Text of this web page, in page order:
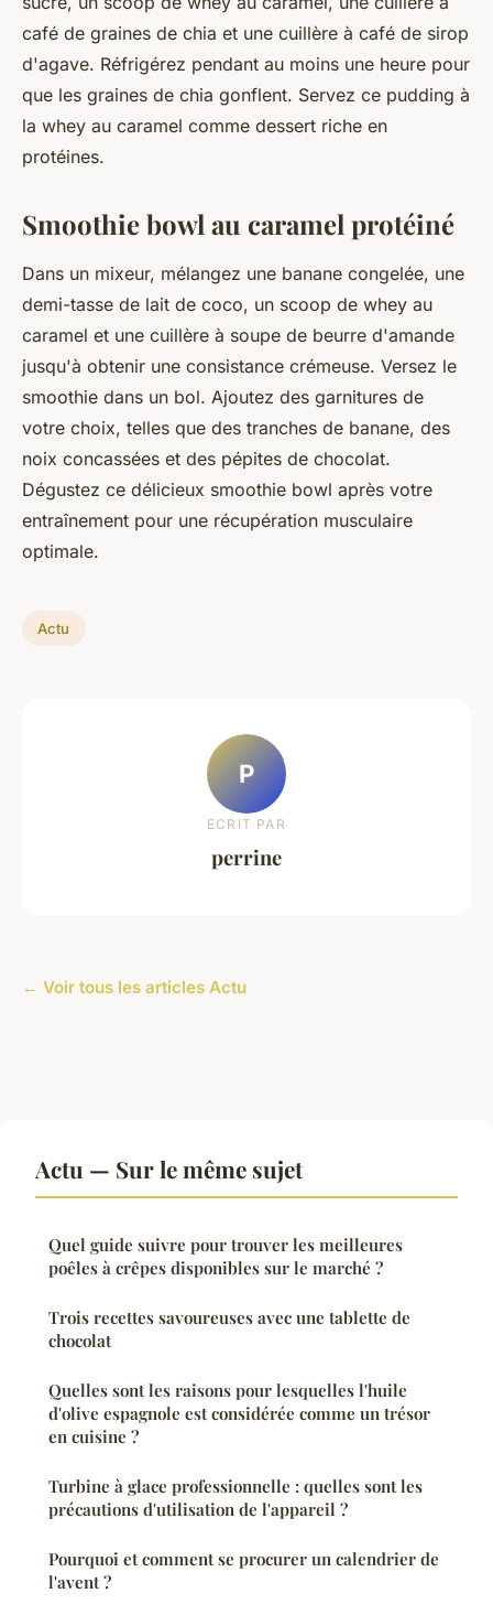
café de graines de chia et une cuillère à café de sirop
d'agave. Réfrigérez pendant au moins une heure pour
que les graines de chia gonflent. Servez ce pudding à
la whey au caramel comme dessert riche en
protéines.
Smoothie bowl au caramel protéiné
Dans un mixeur, mélangez une banane congelée, une
demi-tasse de lait de coco, un scoop de whey au
caramel et une cuillère à soupe de beurre d'amande
jusqu'à obtenir une consistance crémeuse. Versez le
smoothie dans un bol. Ajoutez des garnitures de
votre choix, telles que des tranches de banane, des
noix concassées et des pépites de chocolat.
Dégustez ce délicieux smoothie bowl après votre
entraînement pour une récupération musculaire
optimale.
Actu
P
ECRIT PAR
perrine
← Voir tous les articles Actu
Actu — Sur le même sujet
Quel guide suivre pour trouver les meilleures
poêles à crêpes disponibles sur le marché ?
Trois recettes savoureuses avec une tablette de
chocolat
Quelles sont les raisons pour lesquelles l'huile
d'olive espagnole est considérée comme un trésor
en cuisine ?
Turbine à glace professionnelle : quelles sont les
précautions d'utilisation de l'appareil ?
Pourquoi et comment se procurer un calendrier de
l'avent ?